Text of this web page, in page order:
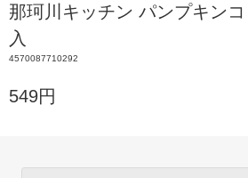
那珂川キッチン パンプキン
入
4570087710292
549円